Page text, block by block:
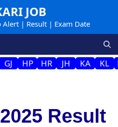
JOB
Alert | Result | Exam Date
GJ HP HR JH KA KL
Result